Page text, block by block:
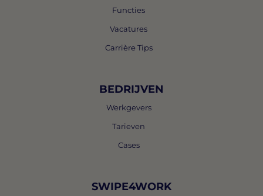
Functies
Vacatures
Carrière Tips
BEDRIJVEN
Werkgevers
Tarieven
Cases
SWIPE4WORK